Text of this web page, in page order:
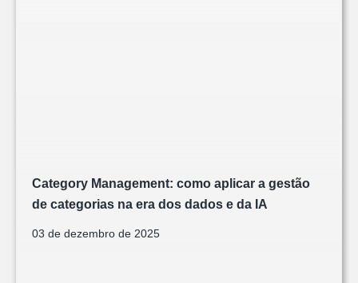
Category Management: como aplicar a gestão
de categorias na era dos dados e da IA
03 de dezembro de 2025